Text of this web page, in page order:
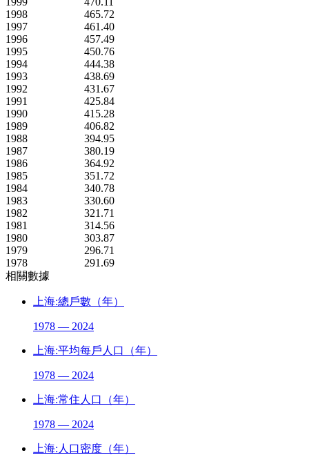
1998
465.72
1997
461.40
1996
457.49
1995
450.76
1994
444.38
1993
438.69
1992
431.67
1991
425.84
1990
415.28
1989
406.82
1988
394.95
1987
380.19
1986
364.92
1985
351.72
1984
340.78
1983
330.60
1982
321.71
1981
314.56
1980
303.87
1979
296.71
1978
291.69
相關數據
上海:總戶數（年）
1978 — 2024
上海:平均每戶人口（年）
1978 — 2024
上海:常住人口（年）
1978 — 2024
上海:人口密度（年）